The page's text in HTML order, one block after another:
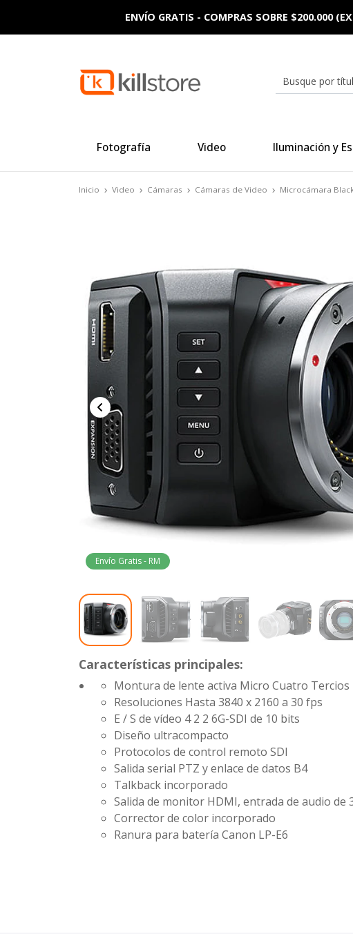
Fotografía Video Iluminación y
ENVÍO GRATIS - COMPRAS SOBRE $200.000
Inicio Video Cámaras Cámaras de Video Microcámara
Envío Gratis - RM
Características principales:
Montura de lente activa Micro Cuatro Tercios
Resoluciones Hasta 3840 x 2160 a 30 fps
E / S de vídeo 42 2 6G-SDI de 10 bits
Diseño ultracompacto
Protocolos de control remoto SDI
Salida serial PTZ y enlace de datos B4
Talkback incorporado
Salida de monitor HDMI, entrada de audio de
Corrector de color incorporado
Ranura para batería Canon LP-E6